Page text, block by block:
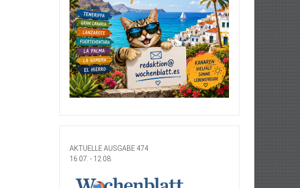
AKTUELLE AUSGABE 474
16.07. - 12.08.